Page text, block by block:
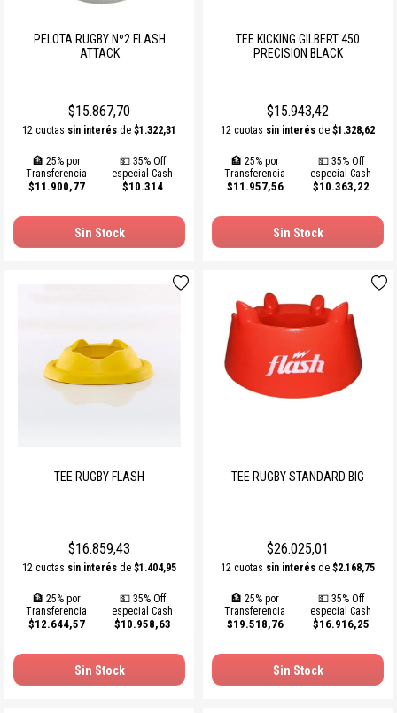
PELOTA RUGBY Nº2 FLASH
ATTACK
$15.867,70
12 cuotas sin interés de $1.322,31
🏦 25% por
Transferencia
$11.900,77
💵 35% Off
especial Cash
$10.314
Sin Stock
TEE KICKING GILBERT 450
PRECISION BLACK
$15.943,42
12 cuotas sin interés de $1.328,62
🏦 25% por
Transferencia
$11.957,56
💵 35% Off
especial Cash
$10.363,22
Sin Stock
TEE RUGBY FLASH
$16.859,43
12 cuotas sin interés de $1.404,95
🏦 25% por
Transferencia
$12.644,57
💵 35% Off
especial Cash
$10.958,63
Sin Stock
TEE RUGBY STANDARD BIG
$26.025,01
12 cuotas sin interés de $2.168,75
🏦 25% por
Transferencia
$19.518,76
💵 35% Off
especial Cash
$16.916,25
Sin Stock